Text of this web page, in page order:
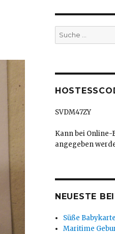
Suche
nach:
SVDM47ZY
Kann bei
angegeben
NEUESTE
Süße Babykarte
Maritime